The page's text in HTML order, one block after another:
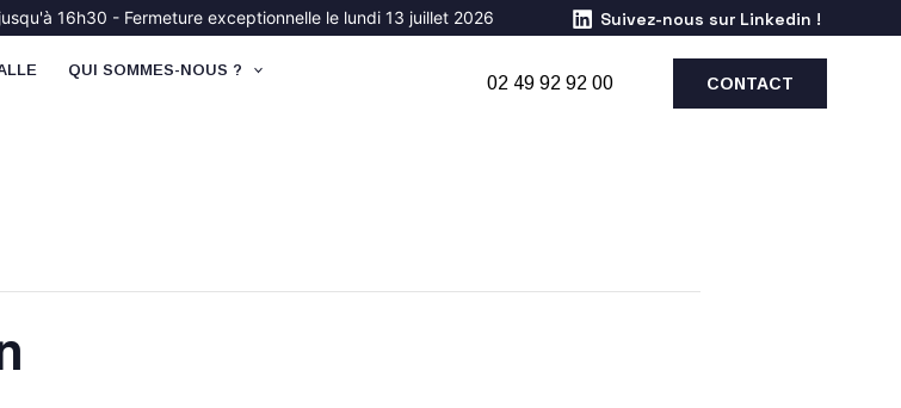
16h30 - Fermeture exceptionnelle le lundi 13 juillet 2026 Suivez-nous sur Linkedin !
QUI SOMMES-NOUS ?
02 49 92 92 00 CONTACT